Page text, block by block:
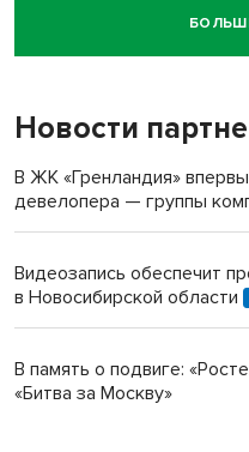
Новосибирский суд
пенсионерки на вокзале
Новости
В ЖК «Гренландия»
девелопера — группы
Видеозапись обеспечит
в Новосибирской области
В память о подвиге:
«Битва за Москву»